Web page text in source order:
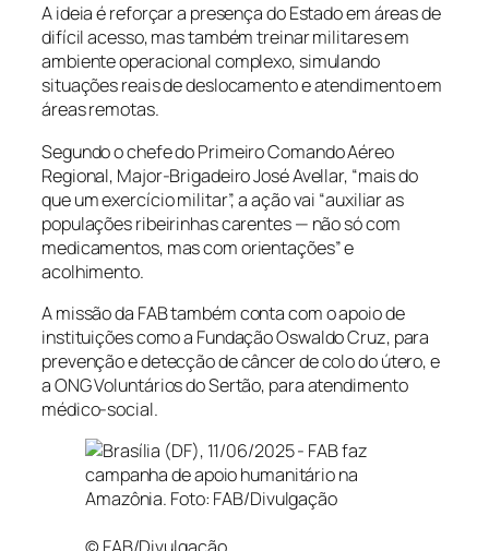
A ideia é reforçar a presença do Estado em áreas de
difícil acesso, mas também treinar militares em
ambiente operacional complexo, simulando
situações reais de deslocamento e atendimento em
áreas remotas.
Segundo o chefe do Primeiro Comando Aéreo
Regional, Major-Brigadeiro José Avellar, “mais do
que um exercício militar”, a ação vai “auxiliar as
populações ribeirinhas carentes — não só com
medicamentos, mas com orientações” e
acolhimento.
A missão da FAB também conta com o apoio de
instituições como a Fundação Oswaldo Cruz, para
prevenção e detecção de câncer de colo do útero, e
a ONG Voluntários do Sertão, para atendimento
médico-social.